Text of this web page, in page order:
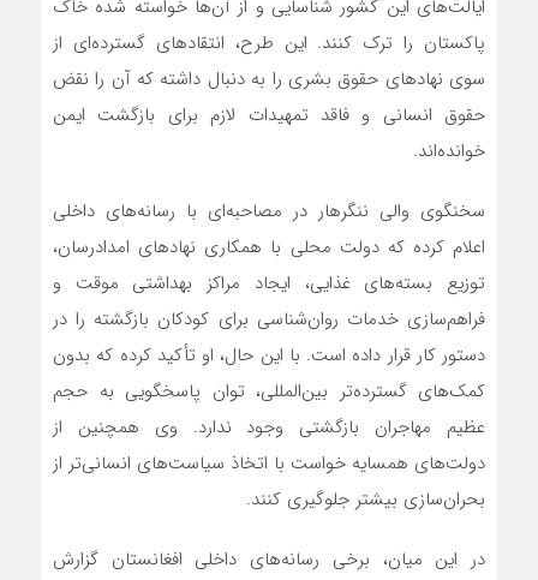
ایالت‌های این کشور شناسایی و از آن‌ها خواسته شده خاک
پاکستان را ترک کنند. این طرح، انتقادهای گسترده‌ای از
سوی نهادهای حقوق بشری را به دنبال داشته که آن را نقض
حقوق انسانی و فاقد تمهیدات لازم برای بازگشت ایمن
خوانده‌اند.
سخنگوی والی ننگرهار در مصاحبه‌ای با رسانه‌های داخلی
اعلام کرده که دولت محلی با همکاری نهادهای امدادرسان،
توزیع بسته‌های غذایی، ایجاد مراکز بهداشتی موقت و
فراهم‌سازی خدمات روان‌شناسی برای کودکان بازگشته را در
دستور کار قرار داده است. با این حال، او تأکید کرده که بدون
کمک‌های گسترده‌تر بین‌المللی، توان پاسخگویی به حجم
عظیم مهاجران بازگشتی وجود ندارد. وی همچنین از
دولت‌های همسایه خواست با اتخاذ سیاست‌های انسانی‌تر از
بحران‌سازی بیشتر جلوگیری کنند.
در این میان، برخی رسانه‌های داخلی افغانستان گزارش